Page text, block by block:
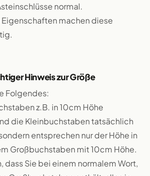
normal.
machen diese
Hinweis zur Größe
Folgendes:
z.B. in 10cm Höhe
die Kleinbuchstaben tatsächlich
entsprechen nur der Höhe in
Großbuchstaben mit 10cm Höhe.
dass Sie bei einem normalem Wort,